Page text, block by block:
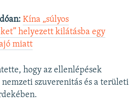
Kína „súlyos
helyezett kilátásba egy
miatt
hogy az ellenlépések
nemzeti szuverenitás és a területi